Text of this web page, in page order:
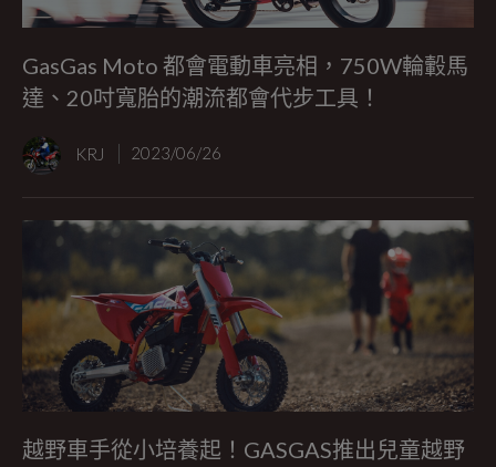
GasGas Moto 都會電動車亮相，750W輪轂馬
達、20吋寬胎的潮流都會代步工具！
KRJ 2023/06/26
越野車手從小培養起！GASGAS推出兒童越野